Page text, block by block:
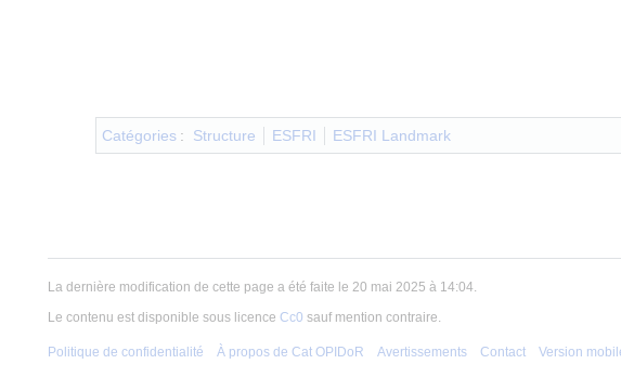
Catégories : Structure ESFRI ESFRI Landmark
La dernière modification de cette page a été faite le 20 mai 2025 à 14:04.
Le contenu est disponible sous licence Cc0 sauf mention contraire.
Politique de confidentialité À propos de Cat OPIDoR Avertissements Contact Version